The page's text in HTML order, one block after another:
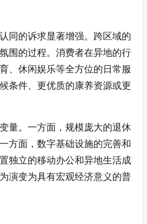
同的诉求显著增强。跨区域的
围的过程。消费者在异地的行
、休闲娱乐等全方位的日常服
条件、更优质的康养资源或更
量。一方面，规模庞大的退休
方面，数字基础设施的完善和
独立的移动办公和异地生活成
演变为具有宏观经济意义的普